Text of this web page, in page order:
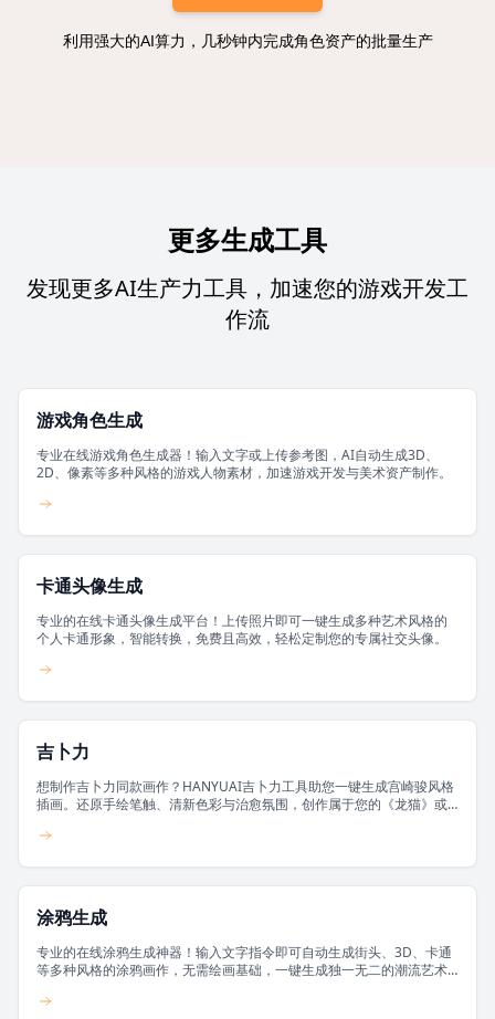
利用强大的AI算力，几秒钟内完成角色资产的批量生产
更多生成工具
发现更多AI生产力工具，加速您的游戏开发工
作流
游戏角色生成
专业在线游戏角色生成器！输入文字或上传参考图，AI自动生成3D、
2D、像素等多种风格的游戏人物素材，加速游戏开发与美术资产制作。
卡通头像生成
专业的在线卡通头像生成平台！上传照片即可一键生成多种艺术风格的
个人卡通形象，智能转换，免费且高效，轻松定制您的专属社交头像。
吉卜力
想制作吉卜力同款画作？HANYUAI吉卜力工具助您一键生成宫崎骏风格
插画。还原手绘笔触、清新色彩与治愈氛围，创作属于您的《龙猫》或
涂鸦生成
专业的在线涂鸦生成神器！输入文字指令即可自动生成街头、3D、卡通
等多种风格的涂鸦画作，无需绘画基础，一键生成独一无二的潮流艺术